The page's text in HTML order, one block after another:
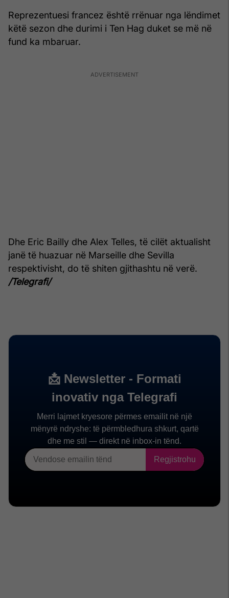
Reprezentuesi francez është rrënuar nga lëndimet
këtë sezon dhe durimi i Ten Hag duket se më në
fund ka mbaruar.
Dhe Eric Bailly dhe Alex Telles, të cilët aktualisht
janë të huazuar në Marseille dhe Sevilla
respektivisht, do të shiten gjithashtu në verë.
/Telegrafi/